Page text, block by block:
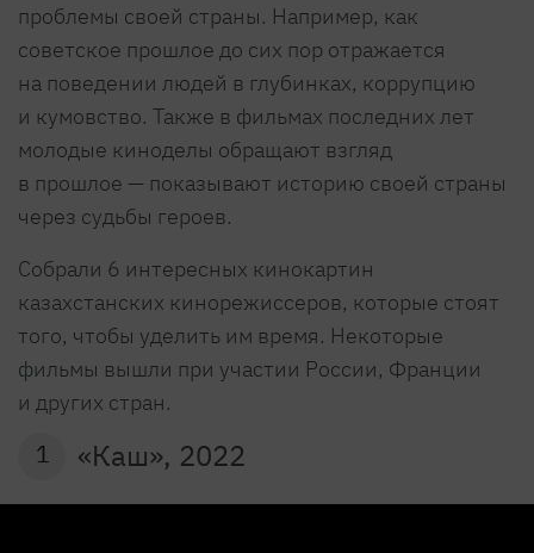
проблемы своей страны. Например, как
советское прошлое до сих пор отражается
на поведении людей в глубинках, коррупцию
и кумовство. Также в фильмах последних лет
молодые киноделы обращают взгляд
в прошлое — показывают историю своей страны
через судьбы героев.
Собрали 6 интересных кинокартин
казахстанских кинорежиссеров, которые стоят
того, чтобы уделить им время. Некоторые
фильмы вышли при участии России, Франции
и других стран.
1 «Каш», 2022